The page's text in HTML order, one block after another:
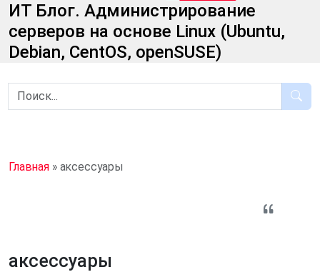
ИТ Блог. Администрирование
серверов на основе Linux (Ubuntu,
Debian, CentOS, openSUSE)
Главная » аксессуары
аксессуары